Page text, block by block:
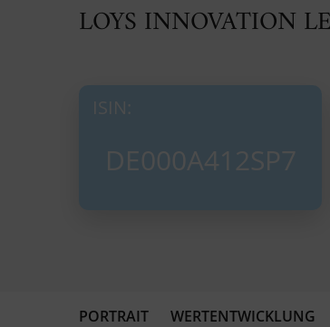
LOYS INNOVATION
ISIN:
DE000A412SP7
PORTRAIT WERTENTWICKLUNG